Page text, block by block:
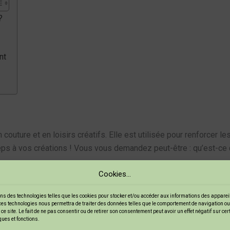
Cookies...
des technologies telles que les cookies pour stocker et/ou accéder aux informations des
technologies nous permettra de traiter des données telles que le comportement de navigation
site. Le fait de ne pas consentir ou de retirer son consentement peut avoir un effet négatif sur
et fonctions.
et en loisirs créatifs. Elle est utilisée pour renforcer
à vos créations ! Vous vous demandez peut-être : qu’est-
caractéristiques. Voici un petit aperçu :